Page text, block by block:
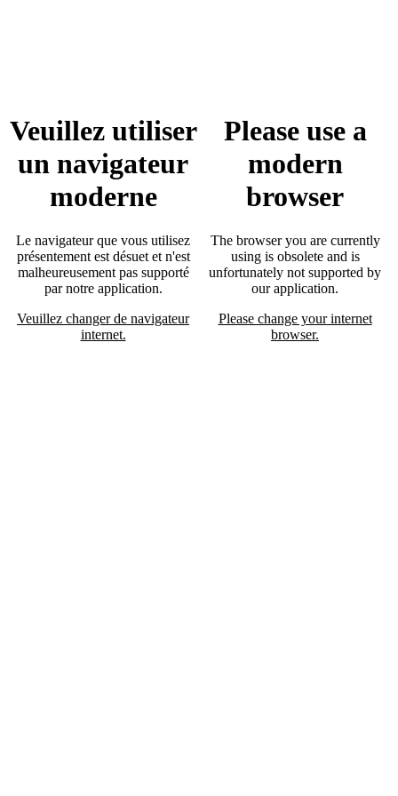
Veuillez utiliser
un navigateur
moderne
Le navigateur que vous utilisez
présentement est désuet et n'est
malheureusement pas supporté
par notre application.
Veuillez changer de navigateur
internet.
Please use a
modern
browser
The browser you are currently
using is obsolete and is
unfortunately not supported by
our application.
Please change your internet
browser.